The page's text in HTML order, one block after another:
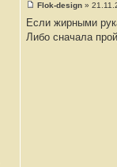
о
б
Flok-design »
Если жирными
Либо сначала